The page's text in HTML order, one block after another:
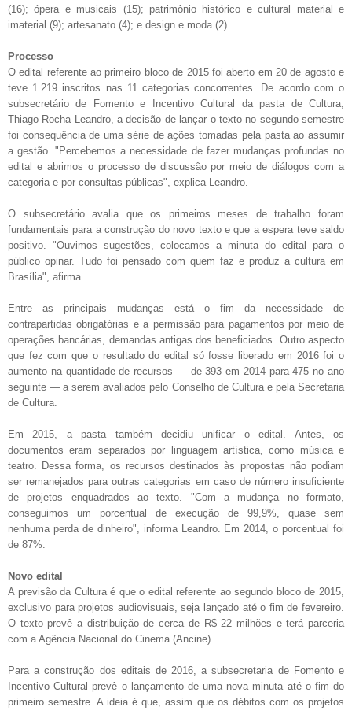
(16); ópera e musicais (15); patrimônio histórico e cultural material e
imaterial (9); artesanato (4); e design e moda (2).
Processo
O edital referente ao primeiro bloco de 2015 foi aberto em 20 de agosto e
teve 1.219 inscritos nas 11 categorias concorrentes. De acordo com o
subsecretário de Fomento e Incentivo Cultural da pasta de Cultura,
Thiago Rocha Leandro, a decisão de lançar o texto no segundo semestre
foi consequência de uma série de ações tomadas pela pasta ao assumir
a gestão. "Percebemos a necessidade de fazer mudanças profundas no
edital e abrimos o processo de discussão por meio de diálogos com a
categoria e por consultas públicas", explica Leandro.
O subsecretário avalia que os primeiros meses de trabalho foram
fundamentais para a construção do novo texto e que a espera teve saldo
positivo. "Ouvimos sugestões, colocamos a minuta do edital para o
público opinar. Tudo foi pensado com quem faz e produz a cultura em
Brasília", afirma.
Entre as principais mudanças está o fim da necessidade de
contrapartidas obrigatórias e a permissão para pagamentos por meio de
operações bancárias, demandas antigas dos beneficiados. Outro aspecto
que fez com que o resultado do edital só fosse liberado em 2016 foi o
aumento na quantidade de recursos — de 393 em 2014 para 475 no ano
seguinte — a serem avaliados pelo Conselho de Cultura e pela Secretaria
de Cultura.
Em 2015, a pasta também decidiu unificar o edital. Antes, os
documentos eram separados por linguagem artística, como música e
teatro. Dessa forma, os recursos destinados às propostas não podiam
ser remanejados para outras categorias em caso de número insuficiente
de projetos enquadrados ao texto. "Com a mudança no formato,
conseguimos um porcentual de execução de 99,9%, quase sem
nenhuma perda de dinheiro", informa Leandro. Em 2014, o porcentual foi
de 87%.
Novo edital
A previsão da Cultura é que o edital referente ao segundo bloco de 2015,
exclusivo para projetos audiovisuais, seja lançado até o fim de fevereiro.
O texto prevê a distribuição de cerca de R$ 22 milhões e terá parceria
com a Agência Nacional do Cinema (Ancine).
Para a construção dos editais de 2016, a subsecretaria de Fomento e
Incentivo Cultural prevê o lançamento de uma nova minuta até o fim do
primeiro semestre. A ideia é que, assim que os débitos com os projetos